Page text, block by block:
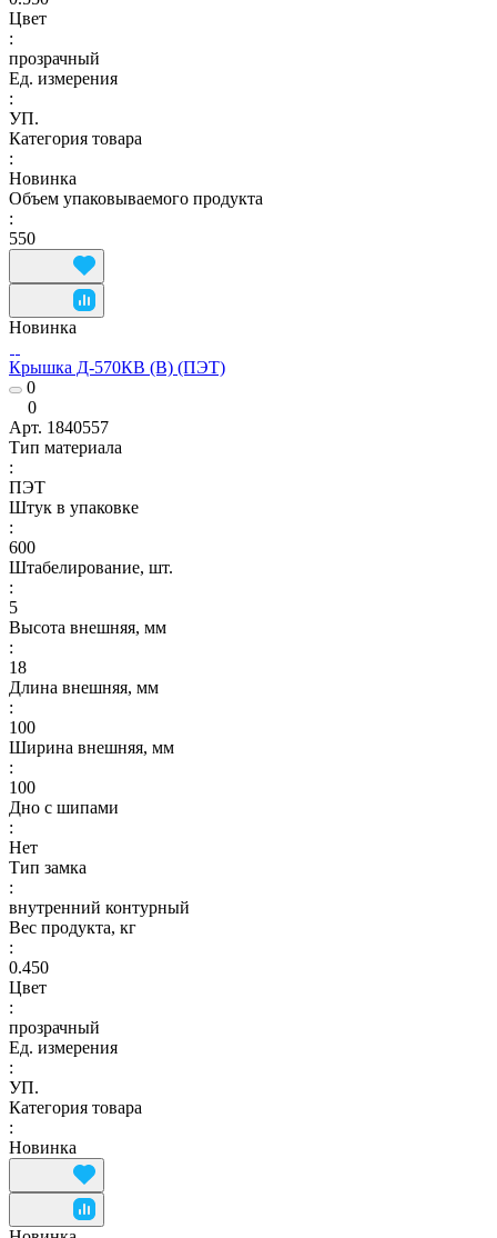
Цвет
:
прозрачный
Ед. измерения
:
УП.
Категория товара
:
Новинка
Объем упаковываемого продукта
:
550
Новинка
Крышка Д-570КВ (В) (ПЭТ)
0
0
Арт. 1840557
Тип материала
:
ПЭТ
Штук в упаковке
:
600
Штабелирование, шт.
:
5
Высота внешняя, мм
:
18
Длина внешняя, мм
:
100
Ширина внешняя, мм
:
100
Дно с шипами
:
Нет
Тип замка
:
внутренний контурный
Вес продукта, кг
:
0.450
Цвет
:
прозрачный
Ед. измерения
:
УП.
Категория товара
:
Новинка